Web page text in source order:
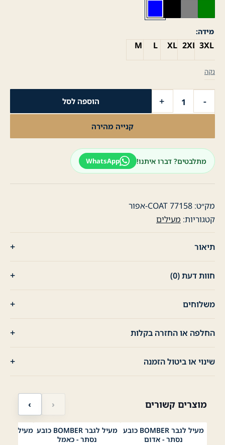
מידה
M L XL 2XL 3XL
נקה
-
של
+ הוספה לסל
קנייה מהירה
מתלבטים? דברו איתנו! WhatsApp
מק״ט: COAT 77158-אפור
קטגוריות: מעילים
תיאור
חוות דעת (0)
משלוחים
החלפה או החזרה בקלות
שינוי או ביטול הזמנה
מוצרים קשורים ‹ ›
נייבי שחורירוק אדוםכאמלמעיל לגבר BOMBER כובע
נסתר - אדום
נייבי שחורירוק אדוםכאמלמעיל לגבר BOMBER כובע
נסתר - כאמל
מעיל לגבר